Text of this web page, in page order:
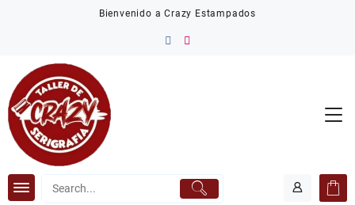
Bienvenido a Crazy Estampados